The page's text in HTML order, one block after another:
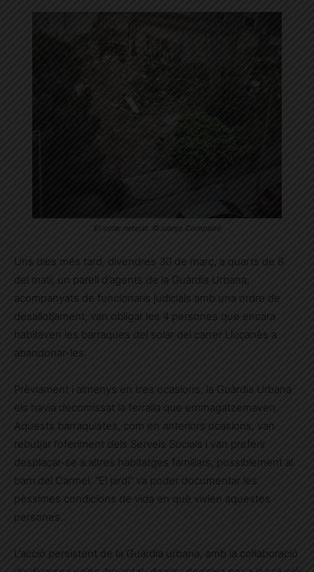
El solar netejat. ©Juanjo Compairé
Uns dies més tard, divendres 30 de març, a quarts de 8
del matí, un parell d’agents de la Guàrdia Urbana,
acompanyats de funcionaris judicials amb una ordre de
desallotjament, van obligar les 4 persones que encara
habitaven les barraques del solar del carrer Lluçanès a
abandonar-les.
Prèviament i almenys en tres ocasions, la Guàrdia Urbana
els havia decomissat la ferralla que emmagatzemaven.
Aquests barraquistes, com en anteriors ocasions, van
rebutjar l’oferiment dels Serveis Socials i van preferir
desplaçar-se a altres habitatges familiars, possiblement al
barri del Carmel. “El jardí” va poder documentar les
pèssimes condicions de vida en què vivien aquestes
persones.
L’acció persistent de la Guàrdia urbana, amb la col·laboració